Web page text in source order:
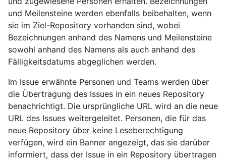
und Meilensteine werden ebenfalls beibehalten, wenn
sie im Ziel-Repository vorhanden sind, wobei
Bezeichnungen anhand des Namens und Meilensteine
sowohl anhand des Namens als auch anhand des
Fälligkeitsdatums abgeglichen werden.
Im Issue erwähnte Personen und Teams werden über
die Übertragung des Issues in ein neues Repository
benachrichtigt. Die ursprüngliche URL wird an die neue
URL des Issues weitergeleitet. Personen, die für das
neue Repository über keine Leseberechtigung
verfügen, wird ein Banner angezeigt, das sie darüber
informiert, dass der Issue in ein Repository übertragen